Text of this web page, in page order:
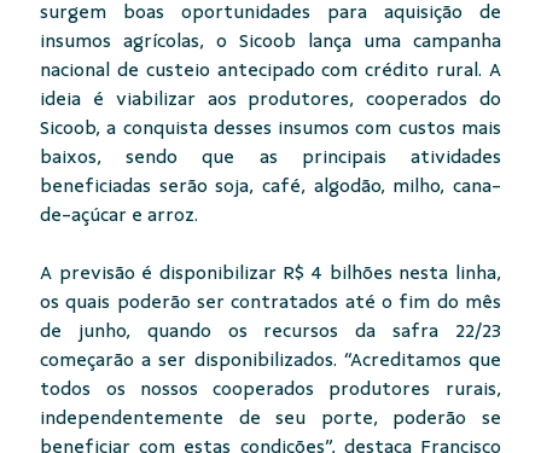
surgem boas oportunidades para aquisição de
insumos agrícolas, o Sicoob lança uma campanha
nacional de custeio antecipado com crédito rural. A
ideia é viabilizar aos produtores, cooperados do
Sicoob, a conquista desses insumos com custos mais
baixos, sendo que as principais atividades
beneficiadas serão soja, café, algodão, milho, cana-
de-açúcar e arroz.
A previsão é disponibilizar R$ 4 bilhões nesta linha,
os quais poderão ser contratados até o fim do mês
de junho, quando os recursos da safra 22/23
começarão a ser disponibilizados. “Acreditamos que
todos os nossos cooperados produtores rurais,
independentemente de seu porte, poderão se
beneficiar com estas condições”, destaca Francisco